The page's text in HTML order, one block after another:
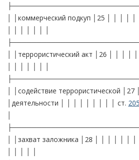
│ │коммерческий подкуп │25 │ │ │ │ │
│ │террористический акт │26 │ │ │ │
│ │содействие террористической │27
│деятельности │ │ │ │ │ │ │ │ │ ст.
│ │захват заложника │28 │ │ │ │ │ │ │